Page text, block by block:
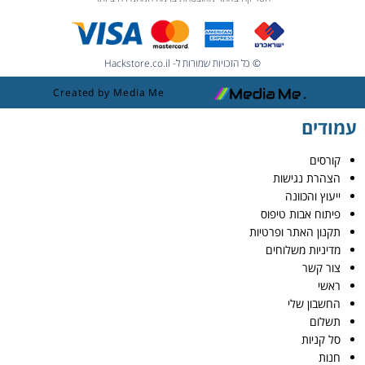
© כל הזכויות שמורות ל- Hackstore.co.il
Created by Media Me
עמודים
קורסים
הצהרת נגישות
ייעוץ והכוונה
פיתוח אבות טיפוס
תקנון האתר ופרטיות
מדיניות משלוחים
צור קשר
ראשי
החשבון שלי
תשלום
סל קניות
חנות